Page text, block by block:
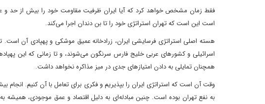
فقط زمان مشخص خواهد کرد که آیا ایران ظرفیت مقاومت خود را بیش از حد و
است این است که تهران استراتژی خود را تا بن دندان اجرا می‌کند.
هسته اصلی استراتژی فرسایشی ایران، زرادخانه عمیق موشکی و پهپادی آن است.
اسرائیلی و کشورهای عربی خلیج فارس سرنگون می‌شوند، و تا زمانی که این
همچنان تمایلی به دادن امتیازهای جدی در میز مذاکره نخواهد داشت.
وقت آن است که استراتژی ایران را بپذیریم و فکری برای تعامل با آن کنیم. انجام
به نفع تهران بوده است. چنین مبادله‌ای به دلیل اقتصاد و عمق موجودی، همیشه